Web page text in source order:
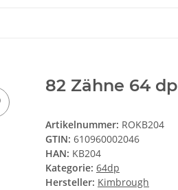
82 Zähne 64 dp
Artikelnummer: ROKB204
GTIN: 610960002046
HAN: KB204
Kategorie: 64dp
Hersteller: Kimbrough